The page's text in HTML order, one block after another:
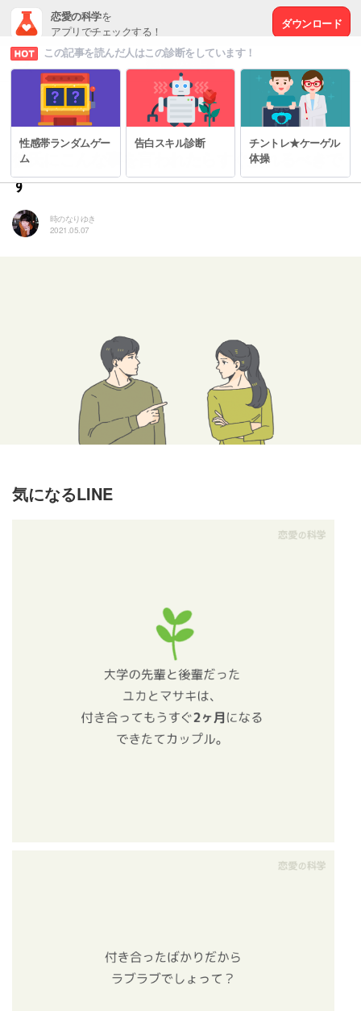
恋愛の科学を
アプリでチェックする！
ダウンロード
# もっと幸せな恋愛をするために
彼氏にこんな事を言われたらすぐ別れるべきで
す
時のなりゆき
2021.05.07
気になるLINE
この記事を読んだ人はこの診断をしています！
性感帯ランダムゲー
ム
告白スキル診断
チントレ★ケーゲル
体操